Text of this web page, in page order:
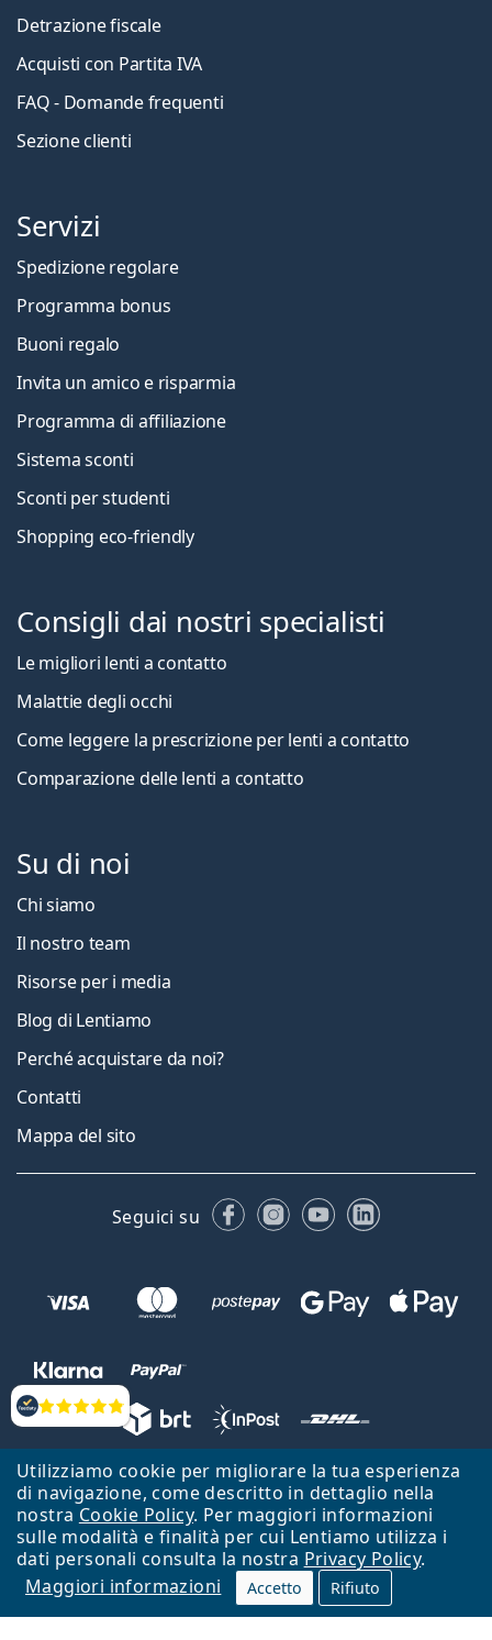
Utilizziamo cookie per migliorare la tua esperienza
di navigazione, come descritto in dettaglio nella
nostra Cookie Policy. Per maggiori informazioni
sulle modalità e finalità per cui Lentiamo utilizza i
dati personali consulta la nostra Privacy Policy.
Maggiori informazioni
Accetto Rifiuto
Valutazione
Detrazione fiscale
Acquisti con Partita IVA
FAQ - Domande frequenti
Sezione clienti
Servizi
Spedizione regolare
Programma bonus
Buoni regalo
Invita un amico e risparmia
Programma di affiliazione
Sistema sconti
Sconti per studenti
Shopping eco-friendly
Consigli dai nostri specialisti
Le migliori lenti a contatto
Malattie degli occhi
Come leggere la prescrizione per lenti a contatto
Comparazione delle lenti a contatto
Su di noi
Chi siamo
Il nostro team
Risorse per i media
Blog di Lentiamo
Perché acquistare da noi?
Contatti
Mappa del sito
Seguici su FacebookInstagram
YouTubeLinkedIn
Lentiamo s.r.o., Vídeňská 12, 37833 Nová Bystřice, Repubblica Ceca.
Partita IVA: CZ26104784
Torna alla Home Page
Vai all'inizio
Il sito Lentiamo.it è proprietà di Lentiamo s.r.o., che ne detiene la
Online - per te - da 18 anni!